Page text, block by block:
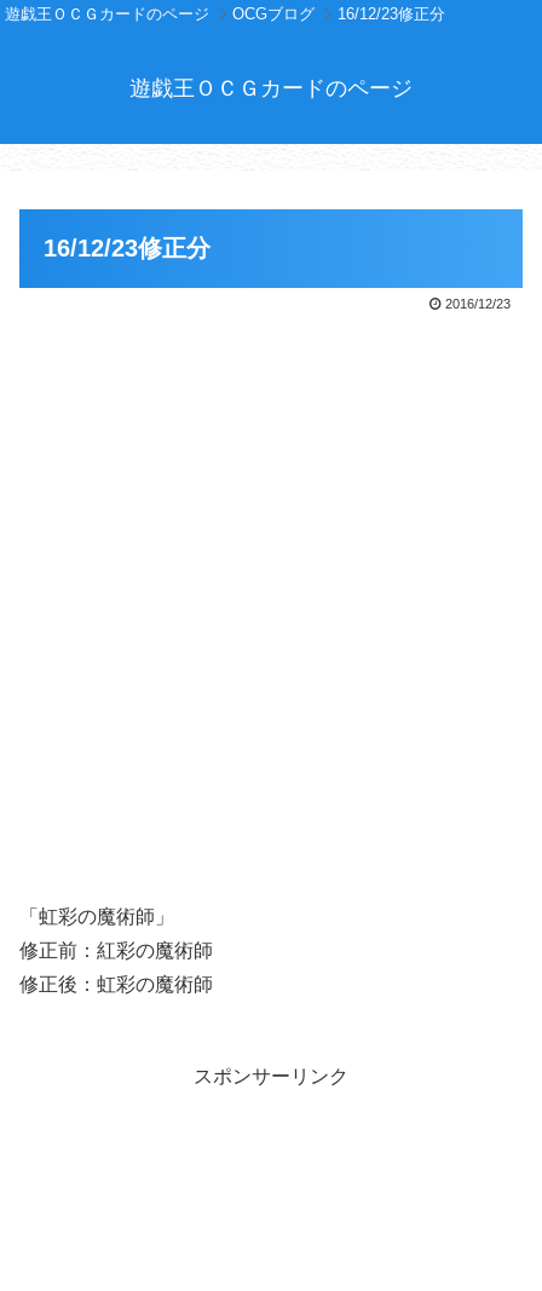
遊戯王ＯＣＧカードのページ OCGブログ 16/12/23修正分
遊戯王ＯＣＧカードのページ
16/12/23修正分
2016/12/23
「虹彩の魔術師」
修正前：紅彩の魔術師
修正後：虹彩の魔術師
スポンサーリンク